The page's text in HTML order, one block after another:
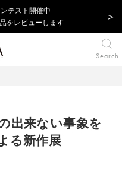
テスト開催中
をレビューします
Search
出来ない事象を
る新作展